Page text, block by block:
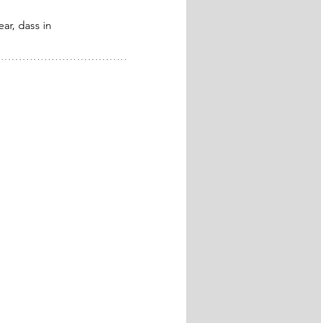
dass in